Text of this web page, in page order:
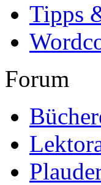
Tipps
Forum